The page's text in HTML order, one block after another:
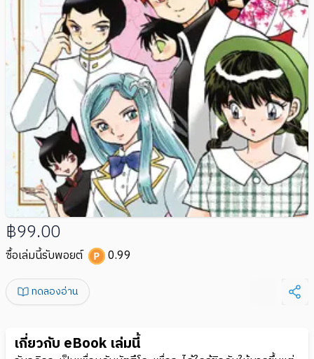
฿99.00
ซื้อเล่มนี้รับพอยต์ 0.99
ทดลองอ่าน
เกี่ยวกับ eBook เล่มนี้